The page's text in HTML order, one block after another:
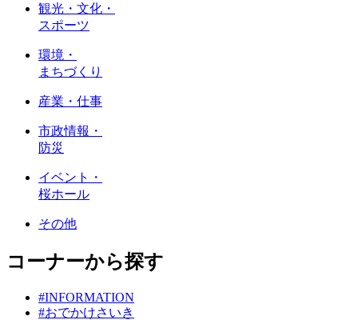
観光・文化・
スポーツ
環境・
まちづくり
産業・仕事
市政情報・
防災
イベント・
桜ホール
その他
コーナーから探す
#INFORMATION
#おでかけさいき